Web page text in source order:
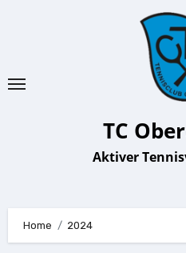
TC
Aktiver
Home 2024